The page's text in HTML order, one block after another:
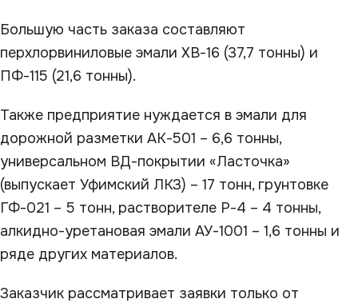
Большую часть заказа составляют
перхлорвиниловые эмали ХВ-16 (37,7 тонны) и
ПФ-115 (21,6 тонны).
Также предприятие нуждается в эмали для
дорожной разметки АК-501 – 6,6 тонны,
универсальном ВД-покрытии «Ласточка»
(выпускает Уфимский ЛКЗ) – 17 тонн, грунтовке
ГФ-021 – 5 тонн, растворителе Р-4 – 4 тонны,
алкидно-уретановая эмали АУ-1001 – 1,6 тонны и
ряде других материалов.
Заказчик рассматривает заявки только от